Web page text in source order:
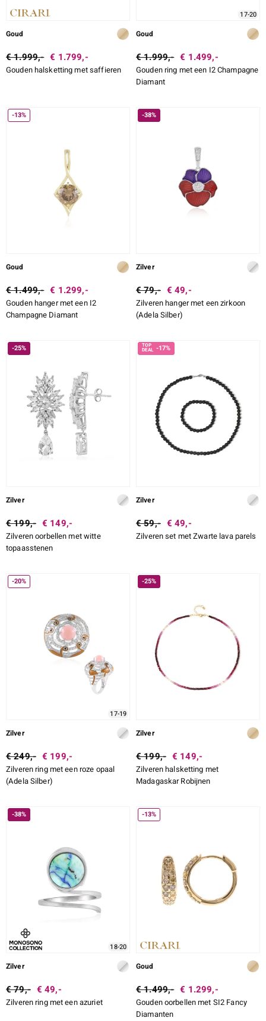
Goud
€ 1.999,- € 1.799,-
Gouden halsketting met saffieren
17-20
Goud
€ 1.999,- € 1.499,-
Gouden ring met een I2 Champagne
Diamant
-13%
Goud
€ 1.499,- € 1.299,-
Gouden hanger met een I2
Champagne Diamant
-38%
Zilver
€ 79,- € 49,-
Zilveren hanger met een zirkoon
(Adela Silber)
-25%
Zilver
€ 199,- € 149,-
Zilveren oorbellen met witte
topaasstenen
-17%
Zilver
€ 59,- € 49,-
Zilveren set met Zwarte lava parels
-20%
17-19
Zilver
€ 249,- € 199,-
Zilveren ring met een roze opaal
(Adela Silber)
-25%
Zilver
€ 199,- € 149,-
Zilveren halsketting met
Madagaskar Robijnen
-38%
18-20
Zilver
€ 79,- € 49,-
Zilveren ring met een azuriet
-13%
Goud
€ 1.499,- € 1.299,-
Gouden oorbellen met SI2 Fancy
Diamanten